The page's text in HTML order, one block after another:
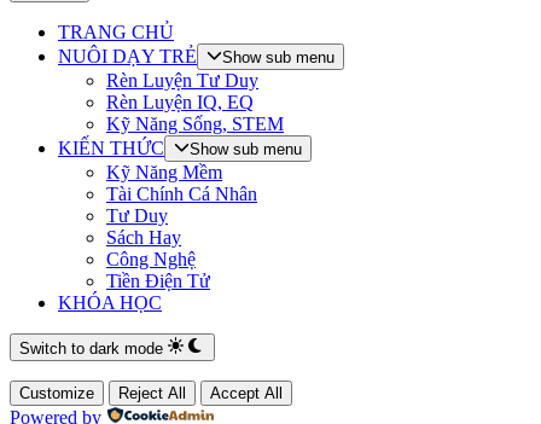
TRANG CHỦ
NUÔI DẠY TRẺ
Show sub menu
Rèn Luyện Tư Duy
Rèn Luyện IQ, EQ
Kỹ Năng Sống, STEM
KIẾN THỨC
Show sub menu
Kỹ Năng Mềm
Tài Chính Cá Nhân
Tư Duy
Sách Hay
Công Nghệ
Tiền Điện Tử
KHÓA HỌC
Switch to dark mode
Customize Reject All Accept All
Powered by